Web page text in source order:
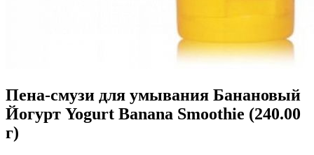
Пена-смузи для умывания Банановый
Йогурт Yogurt Banana Smoothie (240.00
г)